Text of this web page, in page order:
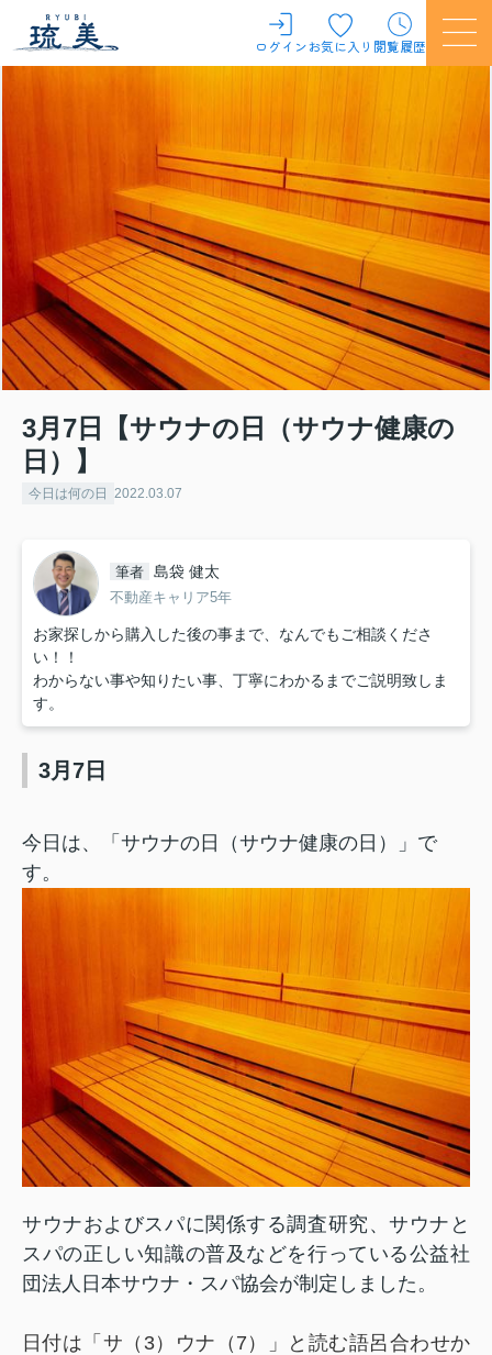
ログインお気に入り 閲覧履歴
3月7日【サウナの日（サウナ健康の
日）】
今日は何の日 2022.03.07
筆者 島袋 健太
不動産キャリア5年
お家探しから購入した後の事まで、なんでもご相談くださ
い！！
わからない事や知りたい事、丁寧にわかるまでご説明致しま
す。
3月7日
今日は、「サウナの日（サウナ健康の日）」で
す。
サウナおよびスパに関係する調査研究、サウナと
スパの正しい知識の普及などを行っている公益社
団法人日本サウナ・スパ協会が制定しました。
日付は「サ（3）ウナ（7）」と読む語呂合わせか